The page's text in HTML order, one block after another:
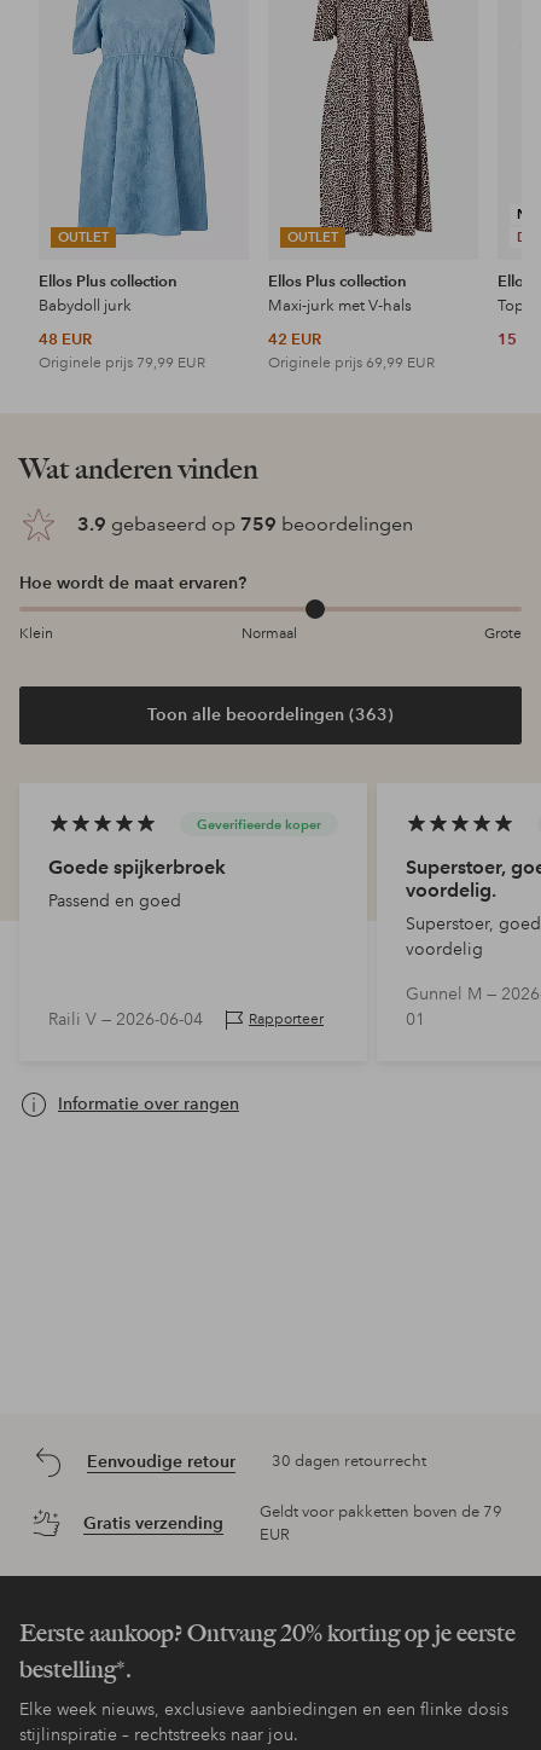
OUTLET
favorieten
Ellos Plus collection
Babydoll jurk
48 EUR
Originele prijs 79,99 EUR
OUTLET
Ellos Plus collection
Maxi-jurk met V-hals
42 EUR
Originele prijs 69,99 EUR
Ellos
Topje
15
Wat anderen vinden
3.9 gebaseerd op 759 beoordelingen
Hoe wordt de maat ervaren?
Klein Normaal Grote
Toon alle beoordelingen (363)
Geverifieerde koper
Goede spijkerbroek
Passend en goed
Raili V — 2026-06-04 Rapporteer
Superstoer,
voordelig.
Superstoer,
voordelig
Gunnel M —
01
Informatie over rangen
Eenvoudige retour 30 dagen retourrecht
Gratis verzending
Geldt voor pakketten boven de 79
EUR
Eerste aankoop? Ontvang 20% korting op je eerste
bestelling*.
Elke week nieuws, exclusieve aanbiedingen en een flinke dosis
stijlinspiratie – rechtstreeks naar jou.